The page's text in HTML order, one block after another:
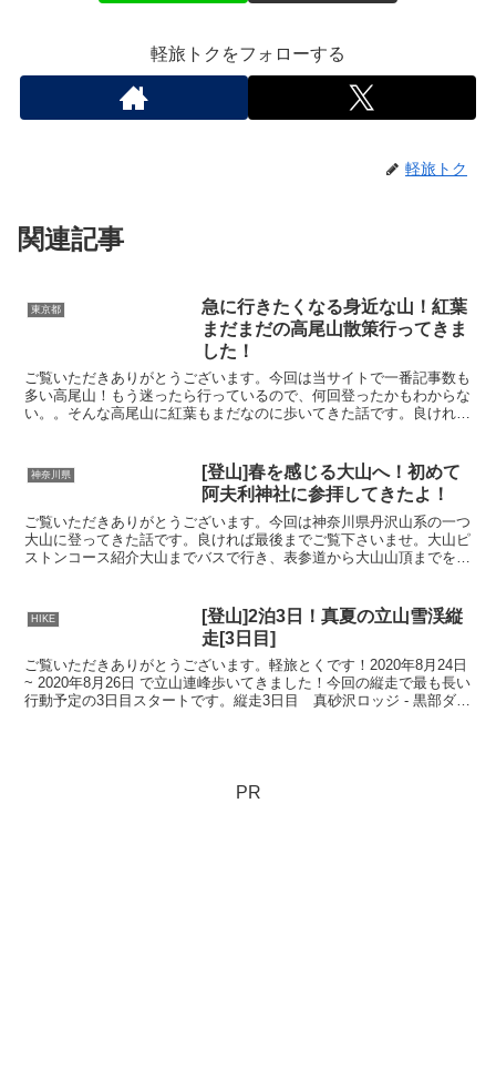
軽旅トクをフォローする
軽旅トク
関連記事
東京都
急に行きたくなる身近な山！紅葉
まだまだの高尾山散策行ってきま
した！
ご覧いただきありがとうございます。今回は当サイトで一番記事数も
多い高尾山！もう迷ったら行っているので、何回登ったかもわからな
い。。そんな高尾山に紅葉もまだなのに歩いてきた話です。良ければ
神奈川県
[登山]春を感じる大山へ！初めて
阿夫利神社に参拝してきたよ！
ご覧いただきありがとうございます。今回は神奈川県丹沢山系の一つ
大山に登ってきた話です。良ければ最後までご覧下さいませ。大山ピ
ストンコース紹介大山までバスで行き、表参道から大山山頂までをピ
HIKE
[登山]2泊3日！真夏の立山雪渓縦
走[3日目]
ご覧いただきありがとうございます。軽旅とくです！2020年8月24日
~ 2020年8月26日 で立山連峰歩いてきました！今回の縦走で最も長い
行動予定の3日目スタートです。縦走3日目 真砂沢ロッジ - 黒部ダム
PR